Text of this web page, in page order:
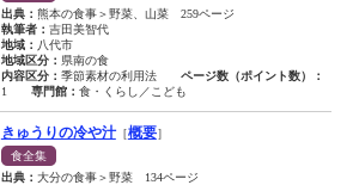
出典： 熊本の食事＞野菜、山菜 259ページ
執筆者： 吉田美智代
地域： 八代市
地域区分： 県南の食
内容区分： 季節素材の利用法
ページ数（ポイント数）：
1
専門館： 食・くらし／こども
きゅうりの冷や汁［概要］
食全集
出典： 大分の食事＞野菜 134ページ